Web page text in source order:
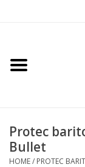
Home
Reparaties en
abonnementen
Protec
Bullet
HOME/ PROTEC